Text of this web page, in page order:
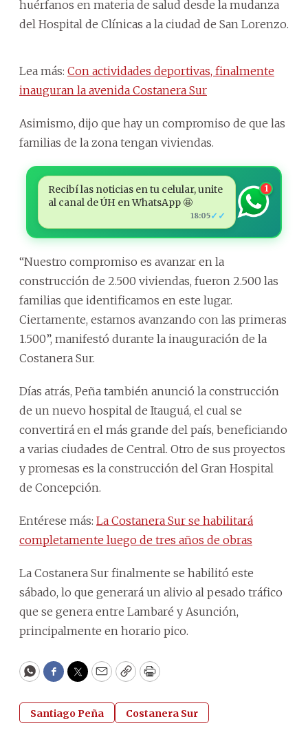
huérfanos en materia de salud desde la mudanza
del Hospital de Clínicas a la ciudad de San Lorenzo.
Lea más: Con actividades deportivas, finalmente
inauguran la avenida Costanera Sur
Asimismo, dijo que hay un compromiso de que las
familias de la zona tengan viviendas.
Recibí las noticias en tu celular, unite
al canal de ÚH en WhatsApp 🤩
18:05✓✓
1
“Nuestro compromiso es avanzar en la
construcción de 2.500 viviendas, fueron 2.500 las
familias que identificamos en este lugar.
Ciertamente, estamos avanzando con las primeras
1.500”, manifestó durante la inauguración de la
Costanera Sur.
Días atrás, Peña también anunció la construcción
de un nuevo hospital de Itauguá, el cual se
convertirá en el más grande del país, beneficiando
a varias ciudades de Central. Otro de sus proyectos
y promesas es la construcción del Gran Hospital
de Concepción.
Entérese más: La Costanera Sur se habilitará
completamente luego de tres años de obras
La Costanera Sur finalmente se habilitó este
sábado, lo que generará un alivio al pesado tráfico
que se genera entre Lambaré y Asunción,
principalmente en horario pico.
WhatsApp
Facebook
Twitter
EmailCopyPrint
Santiago Peña Costanera Sur